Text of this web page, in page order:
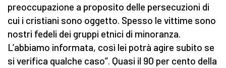
preoccupazione a proposito delle persecuzioni di
cui i cristiani sono oggetto. Spesso le vittime sono
nostri fedeli dei gruppi etnici di minoranza.
L’abbiamo informata, così lei potrà agire subito se
si verifica qualche caso”. Quasi il 90 per cento della